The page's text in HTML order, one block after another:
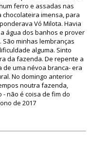
ferro e assadas nas
imensa, para
Vó Milota. Havia
água dos banhos e prover
minhas lembranças
alguma. Sinto
da fazenda. De repente a
uma névoa branca- era
No domingo anterior
noutra fazenda,
não é coisa de fim do
de 2017